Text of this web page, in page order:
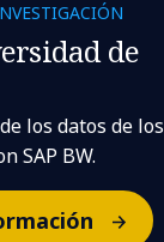
de
los datos de los
SAP BW.